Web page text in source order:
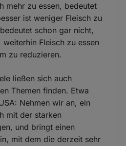
mehr zu essen, bedeutet
ist weniger Fleisch zu
schon gar nicht,
Fleisch zu essen
zu reduzieren.
ließen sich auch
Themen finden. Etwa
Nehmen wir an, ein
mit der starken
und bringt einen
mit dem die derzeit sehr